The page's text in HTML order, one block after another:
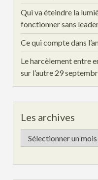
Qui va éteindre la
fonctionner sans
Ce qui compte dans
Le harcèlement entre
sur l’autre 29
Les archives
Les
archives